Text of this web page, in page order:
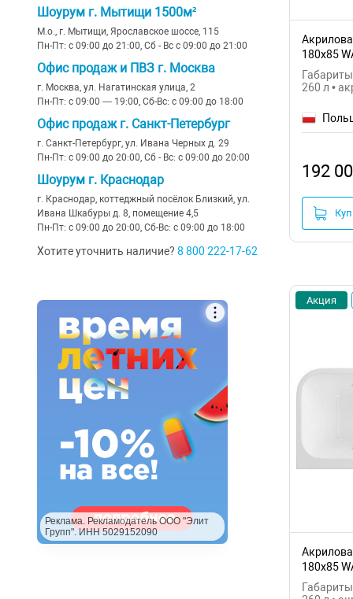
Шоурум г. Мытищи 1500м²
М.о., г. Мытищи, Ярославское шоссе, 115
Пн-Пт: с 09:00 до 21:00, Сб - Вс с 09:00 до 21:00
Офис продаж и ПВЗ г. Москва
г. Москва, ул. Нагатинская улица, 2
Пн-Пт: с 09:00 — 19:00, Сб-Вс: с 09:00 до 18:00
Офис продаж г. Санкт-Петербург
г. Санкт-Петербург, ул. Ивана Черных д. 29
Пн-Пт: с 09:00 до 20:00, Сб - Вс: с 09:00 до 20:00
Шоурум г. Краснодар
г. Краснодар, коттеджный посёлок Близкий, ул.
Ивана Шкабуры д. 8, помещение 4,5
Пн-Пт: с 09:00 до 20:00, Сб-Вс: с 09:00 до 18:00
Хотите уточнить наличие? 8 800 222-17-62
Реклама. Рекламодатель ООО "Элит
Групп". ИНН 5029152090
180x85
260 л •
192
Акция
180x85